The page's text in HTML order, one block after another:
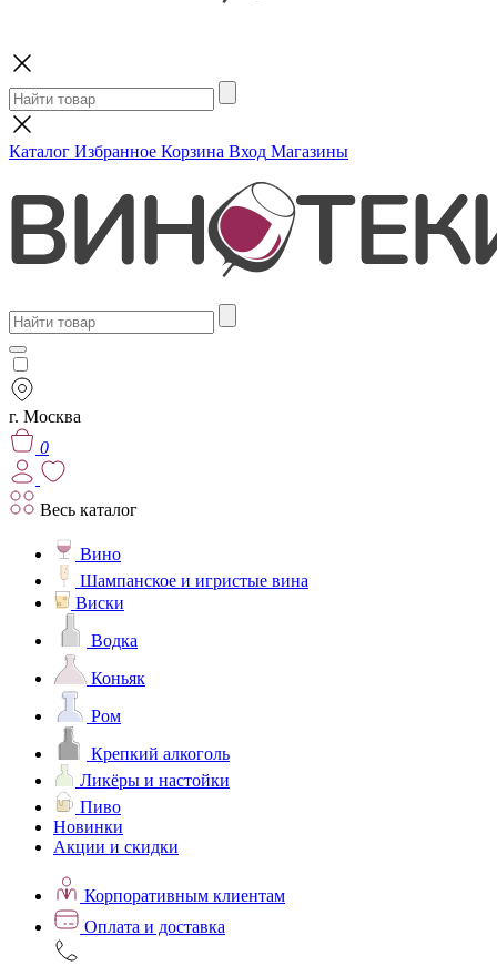
Каталог Избранное Корзина Вход Магазины
г. Москва
0
Весь каталог
Вино
Шампанское и игристые вина
Виски
Водка
Коньяк
Ром
Крепкий алкоголь
Ликёры и настойки
Пиво
Новинки
Акции и скидки
Корпоративным клиентам
Оплата и доставка